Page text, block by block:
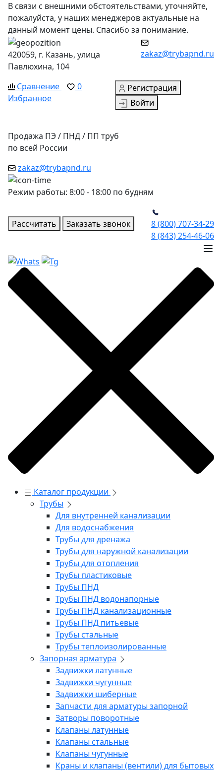
В связи с внешними обстоятельствами, уточняйте,
пожалуйста, у наших менеджеров актуальные на
данный момент цены. Спасибо за понимание.
420059, г. Казань, улица
Павлюхина, 104
zakaz@trybapnd.ru
Сравнение
0
Избранное
Регистрация
Войти
Продажа ПЭ / ПНД / ПП труб
по всей России
zakaz@trybapnd.ru
Режим работы: 8:00 - 18:00 по будням
Рассчитать Заказать звонок
8 (800) 707-34-29
8 (843) 254-46-06
Каталог продукции
Трубы
Для внутренней канализации
Для водоснабжения
Трубы для дренажа
Трубы для наружной канализации
Трубы для отопления
Трубы пластиковые
Трубы ПНД
Трубы ПНД водонапорные
Трубы ПНД канализационные
Трубы ПНД питьевые
Трубы стальные
Трубы теплоизолированные
Запорная арматура
Задвижки латунные
Задвижки чугунные
Задвижки шиберные
Запчасти для арматуры запорной
Затворы поворотные
Клапаны латунные
Клапаны стальные
Клапаны чугунные
Краны и клапаны (вентили) для бытовых